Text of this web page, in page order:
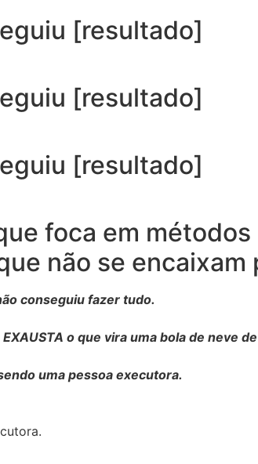
[resultado]
[resultado]
[resultado]
foca em
não se encaixam
conseguiu fazer tudo.
EXAUSTA o que vira uma bola de neve
uma pessoa executora.